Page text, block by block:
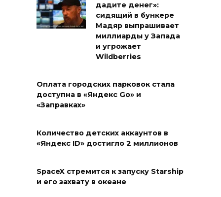
дадите денег»:
сидящий в бункере
Мадяр выпрашивает
миллиарды у Запада
и угрожает
Wildberries
Оплата городских парковок стала
доступна в «Яндекс Go» и
«Заправках»
Количество детских аккаунтов в
«Яндекс ID» достигло 2 миллионов
SpaceX стремится к запуску Starship
и его захвату в океане